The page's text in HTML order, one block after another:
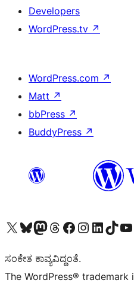
Developers
WordPress.tv ↗
WordPress.com ↗
Matt ↗
bbPress ↗
BuddyPress ↗
Visit our X (formerly Twitter) account
Visit our Bluesky account
Visit our Mastodon account
Visit our Threads account
Visit our Facebook page
Visit our Instagram account
Visit our LinkedIn
Visit ourVisit
ಸಂಕೇತ ಕಾವ್ಯವಿದ್ದಂತೆ.
The WordPress®